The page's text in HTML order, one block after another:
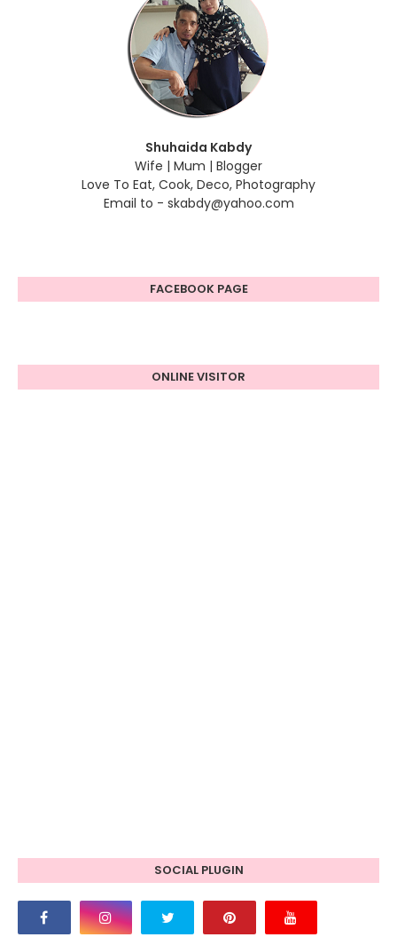
Shuhaida Kabdy
Wife | Mum | Blogger
Love To Eat, Cook, Deco, Photography
Email to - skabdy@yahoo.com
FACEBOOK PAGE
ONLINE VISITOR
SOCIAL PLUGIN